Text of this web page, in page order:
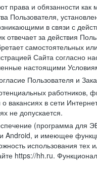
права и обязанности
Пользователя,
в связи с
отвечает за действия
самостоятельных
Сайта согласно
настоящими
Пользователя и
вакансиях в сети
не допускается.
(программа для
Android, и имеющее
использования
https://hh.ru.